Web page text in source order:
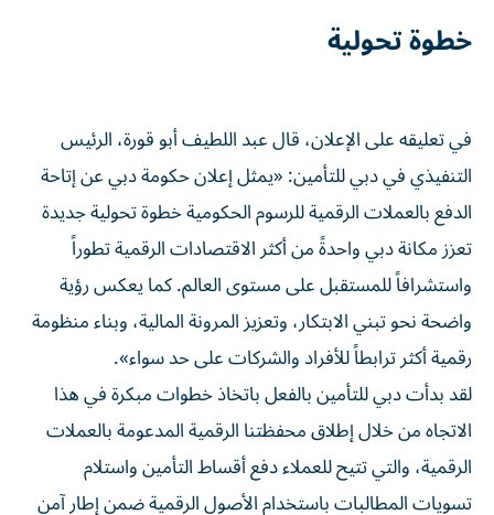
خطوة تحولية
في تعليقه على الإعلان، قال عبد اللطيف أبو قورة، الرئيس
التنفيذي في دبي للتأمين: «يمثل إعلان حكومة دبي عن إتاحة
الدفع بالعملات الرقمية للرسوم الحكومية خطوة تحولية جديدة
تعزز مكانة دبي واحدةً من أكثر الاقتصادات الرقمية تطوراً
واستشرافاً للمستقبل على مستوى العالم. كما يعكس رؤية
واضحة نحو تبني الابتكار، وتعزيز المرونة المالية، وبناء منظومة
رقمية أكثر ترابطاً للأفراد والشركات على حد سواء».
لقد بدأت دبي للتأمين بالفعل باتخاذ خطوات مبكرة في هذا
الاتجاه من خلال إطلاق محفظتنا الرقمية المدعومة بالعملات
الرقمية، والتي تتيح للعملاء دفع أقساط التأمين واستلام
تسويات المطالبات باستخدام الأصول الرقمية ضمن إطار آمن